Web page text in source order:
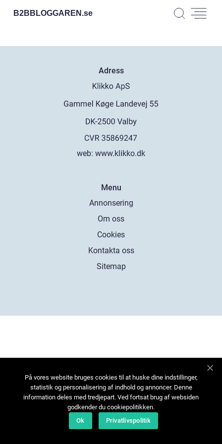
B2BBLOGGAREN.se
Adress
web: www.klikko.dk
Menu
Annonsering
Om oss
Cookies
Kontakta oss
Sitemap
På vores website bruges cookies til at huske dine indstillinger,
statistik og personalisering af indhold og annoncer. Denne
information deles med tredjepart. Ved fortsat brug af websiden
godkender du cookiepolitikken.
Ok
Privatlivspolitik